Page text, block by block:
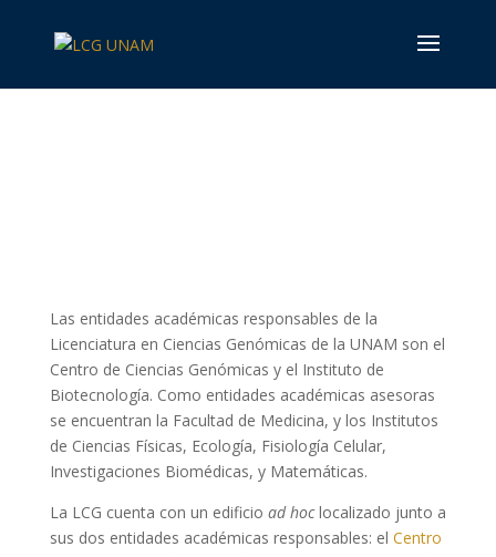
Las entidades académicas responsables de la
Licenciatura en Ciencias Genómicas de la UNAM son el
Centro de Ciencias Genómicas y el Instituto de
Biotecnología. Como entidades académicas asesoras
se encuentran la Facultad de Medicina, y los Institutos
de Ciencias Físicas, Ecología, Fisiología Celular,
Investigaciones Biomédicas, y Matemáticas.
La LCG cuenta con un edificio ad hoclocalizado junto a
sus dos entidades académicas responsables: el Centro